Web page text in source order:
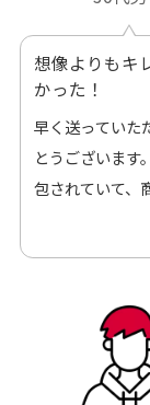
想像よりもキ
かった！
早く送っていた
とうございます
包されていて、